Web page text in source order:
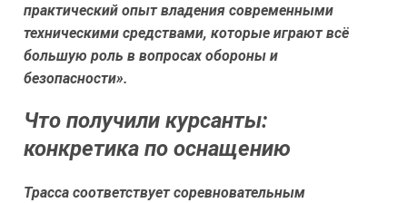
практический опыт владения современными
техническими средствами, которые играют всё
большую роль в вопросах обороны и
безопасности».
Что получили курсанты:
конкретика по оснащению
Трасса соответствует соревновательным